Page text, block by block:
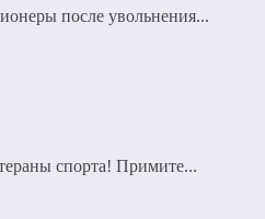
после увольнения...
спорта! Примите...